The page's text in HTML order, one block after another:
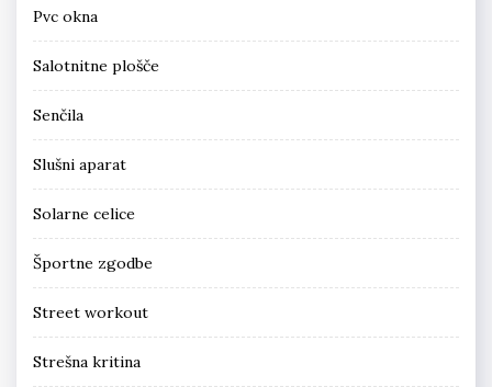
Pvc okna
Salotnitne plošče
Senčila
Slušni aparat
Solarne celice
Športne zgodbe
Street workout
Strešna kritina